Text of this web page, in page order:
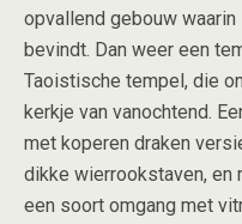
opvallend gebouw
bevindt. Dan weer een
Taoistische tempel, die
kerkje van vanochtend.
met koperen draken
dikke wierrookstaven,
een soort omgang met